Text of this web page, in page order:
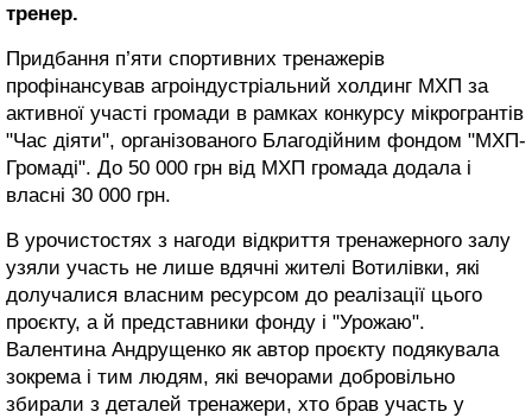
тренер.
Придбання п’яти спортивних тренажерів
профінансував агроіндустріальний холдинг МХП за
активної участі громади в рамках конкурсу мікрогрантів
"Час діяти", організованого Благодійним фондом "МХП-
Громаді". До 50 000 грн від МХП громада додала і
власні 30 000 грн.
В урочистостях з нагоди відкриття тренажерного залу
узяли участь не лише вдячні жителі Вотилівки, які
долучалися власним ресурсом до реалізації цього
проєкту, а й представники фонду і "Урожаю".
Валентина Андрущенко як автор проєкту подякувала
зокрема і тим людям, які вечорами добровільно
збирали з деталей тренажери, хто брав участь у